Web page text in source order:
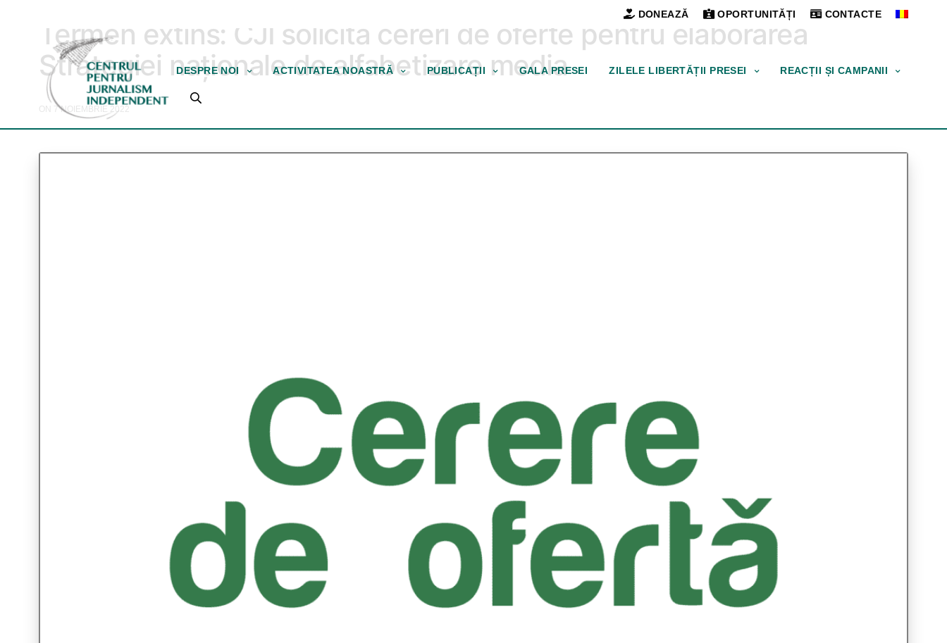
DONEAZĂ OPORTUNITĂȚI CONTACTE
DESPRE NOI ACTIVITATEA NOASTRĂ PUBLICAȚII GALA PRESEI ZILELE LIBERTĂȚII PRESEI REACȚII ȘI CAMPANII
Termen extins: CJI solicită cereri de oferte pentru elaborarea
Strategiei naționale de alfabetizare media
ON 7 NOIEMBRIE 2022